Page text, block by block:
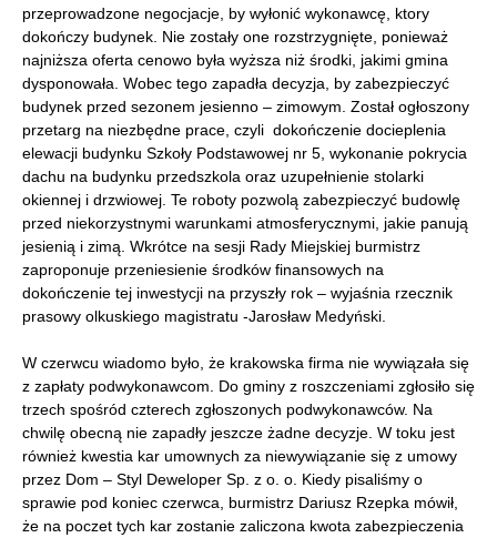
przeprowadzone negocjacje, by wyłonić wykonawcę, ktory
dokończy budynek. Nie zostały one rozstrzygnięte, ponieważ
najniższa oferta cenowo była wyższa niż środki, jakimi gmina
dysponowała. Wobec tego zapadła decyzja, by zabezpieczyć
budynek przed sezonem jesienno – zimowym. Został ogłoszony
przetarg na niezbędne prace, czyli dokończenie docieplenia
elewacji budynku Szkoły Podstawowej nr 5, wykonanie pokrycia
dachu na budynku przedszkola oraz uzupełnienie stolarki
okiennej i drzwiowej. Te roboty pozwolą zabezpieczyć budowlę
przed niekorzystnymi warunkami atmosferycznymi, jakie panują
jesienią i zimą. Wkrótce na sesji Rady Miejskiej burmistrz
zaproponuje przeniesienie środków finansowych na
dokończenie tej inwestycji na przyszły rok – wyjaśnia rzecznik
prasowy olkuskiego magistratu -Jarosław Medyński.
W czerwcu wiadomo było, że krakowska firma nie wywiązała się
z zapłaty podwykonawcom. Do gminy z roszczeniami zgłosiło się
trzech spośród czterech zgłoszonych podwykonawców. Na
chwilę obecną nie zapadły jeszcze żadne decyzje. W toku jest
również kwestia kar umownych za niewywiązanie się z umowy
przez Dom – Styl Deweloper Sp. z o. o. Kiedy pisaliśmy o
sprawie pod koniec czerwca, burmistrz Dariusz Rzepka mówił,
że na poczet tych kar zostanie zaliczona kwota zabezpieczenia